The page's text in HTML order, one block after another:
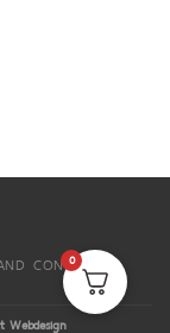
CONDITIONS
Webdesign
0